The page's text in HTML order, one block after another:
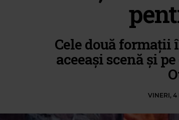
Cele două formații
aceeași scenă și
VINERI, 4